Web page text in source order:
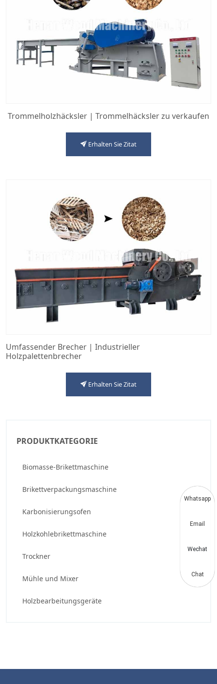
PRODUKTKATEGORIE
Biomasse-Brikettmaschine
Brikettverpackungsmaschine
Karbonisierungsofen
Holzkohlebrikettmaschine
Trockner
Mühle und Mixer
Holzbearbeitungsgeräte
Trommelholzhäcksler | Trommelhäcksler zu verkaufen
Erhalten Sie Zitat
Umfassender Brecher | Industrieller
Holzpalettenbrecher
Erhalten Sie Zitat
Whatsapp
Email
Wechat
Chat